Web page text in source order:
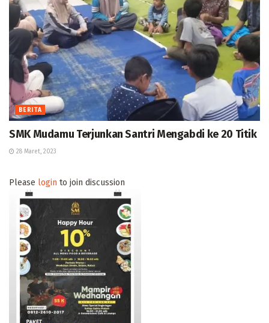
BERITA
SMK Mudamu Terjunkan Santri Mengabdi ke 20 Titik
28 Maret, 2023
Please login to join discussion